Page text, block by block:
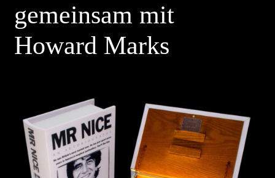
gemeinsam mit
Howard Marks